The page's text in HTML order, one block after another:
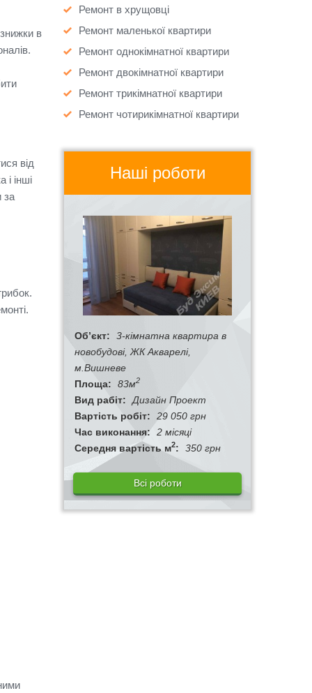
в
від
інші
за
Ремонт в хрущовці
Ремонт маленької квартири
Ремонт однокімнатної квартири
Ремонт двокімнатної квартири
Ремонт трикімнатної квартири
Ремонт чотирикімнатної квартири
Наші роботи
Об’єкт:
3-кімнатна квартира в
новобудові, ЖК Акварелі,
м.Вишневе
Площа:
83м2
Вид рабіт:
Дизайн Проект
Вартість робіт:
29 050 грн
Час виконання:
2 місяці
Середня вартість м2: 350 грн
Всі роботи